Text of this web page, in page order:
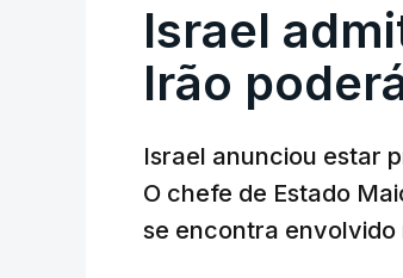
Israel
Irão
Israel anunciou estar
O chefe de Estado
se encontra envolvido